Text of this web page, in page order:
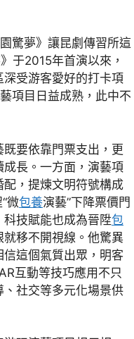
驚夢》讓昆劇傳習所這
于2015年首演以來，
受游客愛好的打卡項
項目日益成熟，此中不
要依靠門票支出，更
長。一方面，演藝項
，提煉文明符號構成
微包養演藝”下降票價門
技賦能也成為晉陞包
移不開視線。他驚異
這個氣質出眾，明客
互動等技巧應用不只
社交等多元化場景供